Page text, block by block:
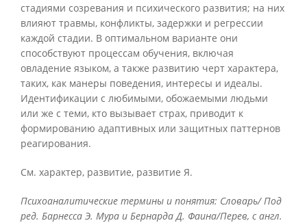
стадиями созревания и психического развития; на них
влияют травмы, конфликты, задержки и регрессии
каждой стадии. В оптимальном варианте они
способствуют процессам обучения, включая
овладение языком, а также развитию черт характера,
таких, как манеры поведения, интересы и идеалы.
Идентификации с любимыми, обожаемыми людьми
или же с теми, кто вызывает страх, приводит к
формированию адаптивных или защитных паттернов
реагирования.
См. характер, развитие, развитие Я.
Психоаналитические термины и понятия: Словарь/ Под
ред. Барнесса Э. Мура и Бернарда Д. Фаина/Перев, с англ.